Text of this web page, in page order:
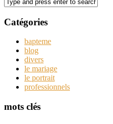
Catégories
bapteme
blog
divers
le mariage
le portrait
professionnels
mots clés